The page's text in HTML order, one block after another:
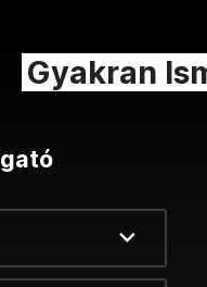
Gyakran